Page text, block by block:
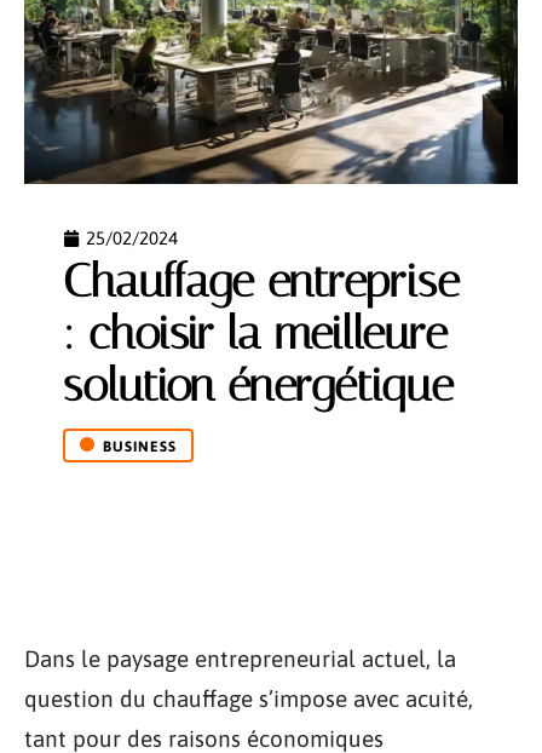
25/02/2024
Chauffage entreprise
: choisir la meilleure
solution énergétique
BUSINESS
Dans le paysage entrepreneurial actuel, la
question du chauffage s’impose avec acuité,
tant pour des raisons économiques